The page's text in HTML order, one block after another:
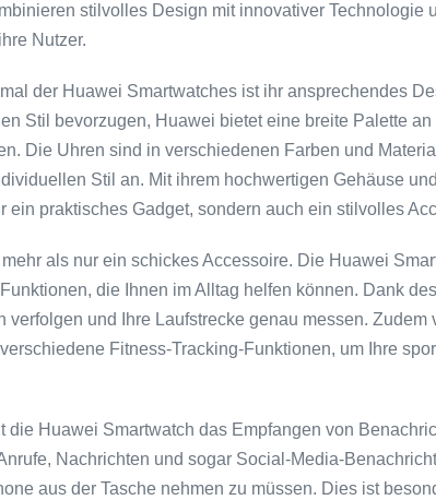
stilvolles Design mit innovativer Technologie
Nutzer.
der Huawei Smartwatches ist ihr ansprechendes
Stil bevorzugen, Huawei bietet eine breite Palette
Die Uhren sind in verschiedenen Farben und
Stil an. Mit ihrem hochwertigen Gehäuse
ein praktisches Gadget, sondern auch ein stilvolles
als nur ein schickes Accessoire. Die Huawei
die Ihnen im Alltag helfen können. Dank
verfolgen und Ihre Laufstrecke genau messen. Zudem
Fitness-Tracking-Funktionen, um Ihre
die Huawei Smartwatch das Empfangen von
Nachrichten und sogar Social-Media-
aus der Tasche nehmen zu müssen. Dies ist